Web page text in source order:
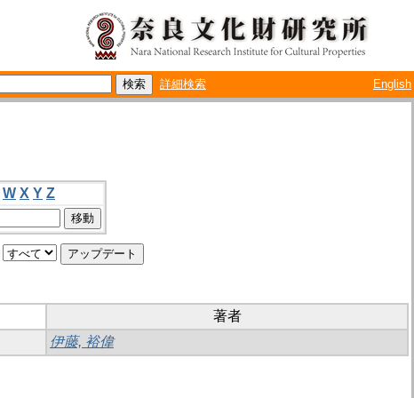
詳細検索 English
W X Y Z
著者
伊藤, 裕偉